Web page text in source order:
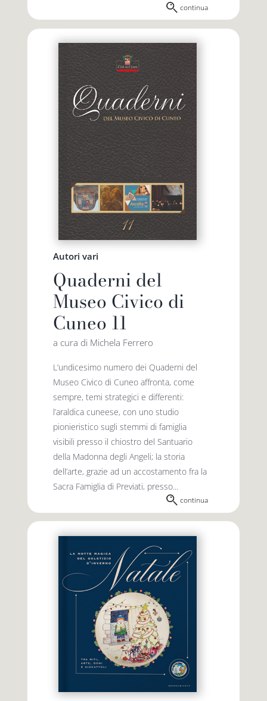
continua
Autori vari
Quaderni del
Museo Civico di
Cuneo 11
a cura di Michela Ferrero
L’undicesimo numero dei Quaderni del
Museo Civico di Cuneo affronta, come
sempre, temi strategici e differenti:
l’araldica cuneese, con uno studio
pionieristico sugli stemmi di famiglia
visibili presso il chiostro del Santuario
della Madonna degli Angeli; la storia
dell’arte, grazie ad un accostamento fra la
Sacra Famiglia di Previati, presso...
continua